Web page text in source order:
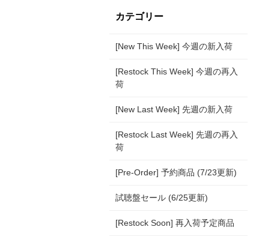
カテゴリー
[New This Week] 今週の新入荷
[Restock This Week] 今週の再入
荷
[New Last Week] 先週の新入荷
[Restock Last Week] 先週の再入
荷
[Pre-Order] 予約商品 (7/23更新)
試聴盤セール (6/25更新)
[Restock Soon] 再入荷予定商品